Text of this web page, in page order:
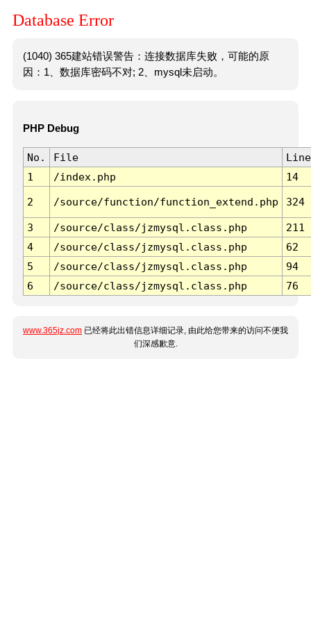
Database Error
(1040) 365建站错误警告：连接数据库失败，可能的原
因：1、数据库密码不对; 2、mysql未启动。
PHP Debug
No. File
Line
1
/index.php 14
2 /source/function/function_extend.php 324
3 /source/class/jzmysql.class.php
211
4
/source/class/jzmysql.class.php
62
5
/source/class/jzmysql.class.php
94
6
/source/class/jzmysql.class.php 76
www.365jz.com 已经将此出错信息详细记录, 由此给您带来的访问不便我
们深感歉意.